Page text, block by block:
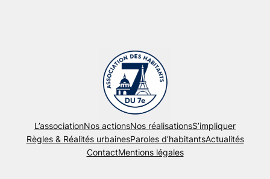
L’associationNos actionsNos réalisationsS’impliquer
Règles & Réalités urbainesParoles d’habitantsActualités
ContactMentions légales